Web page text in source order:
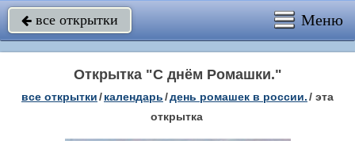
 все открытки Меню
Открытка "С днём Ромашки."
все открытки/календарь/день ромашек в россии./ эта
открытка